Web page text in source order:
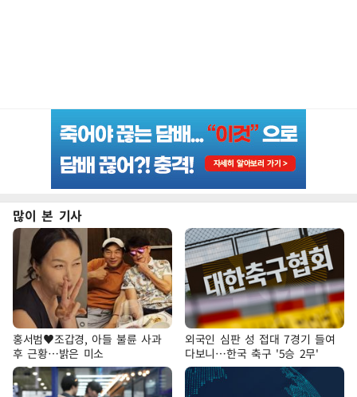
많이 본 기사
홍서범♥조갑경, 아들 불륜 사과
후 근황…밝은 미소
외국인 심판 성 접대 7경기 들여
다보니…한국 축구 '5승 2무'